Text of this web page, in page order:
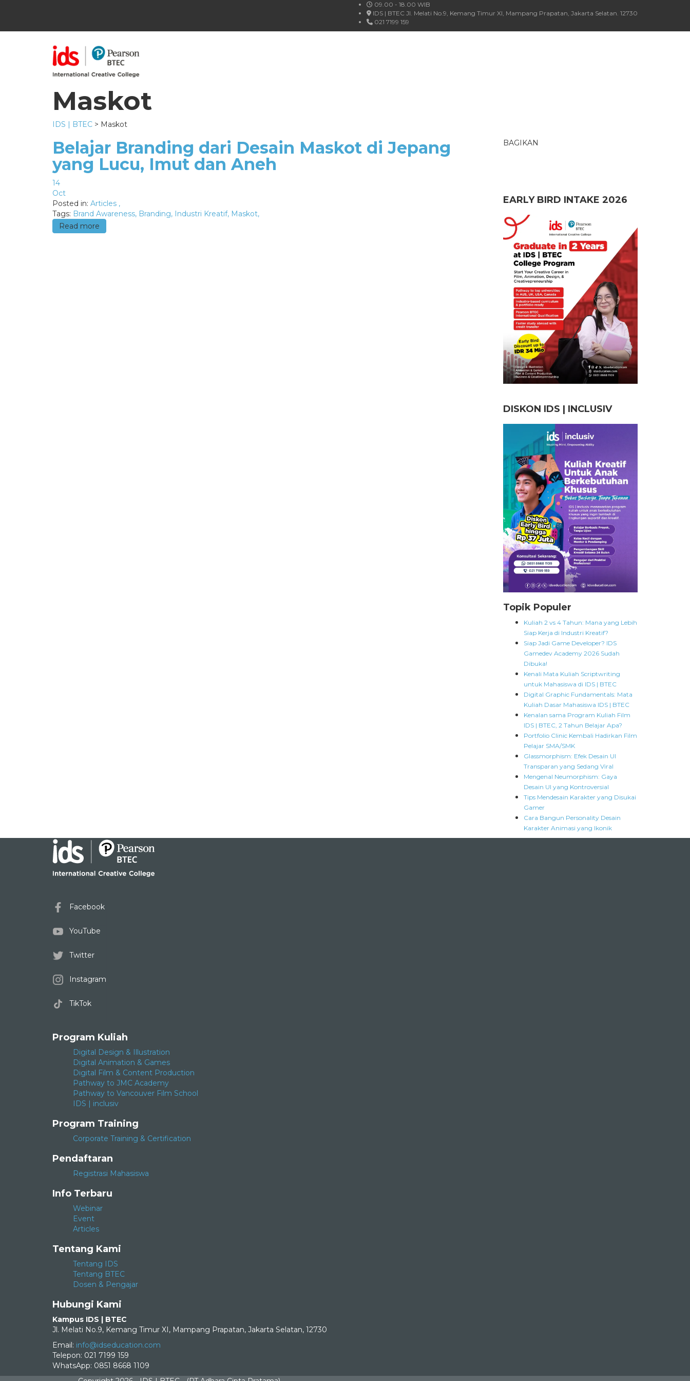
09.00 - 18.00 WIB
IDS | BTEC Jl. Melati No.9, Kemang Timur XI, Mampang Prapatan, Jakarta Selatan. 12730
021 7199 159
Maskot
IDS | BTEC > Maskot
Belajar Branding dari Desain Maskot di Jepang
yang Lucu, Imut dan Aneh
14
Oct
Posted in: Articles ,
Tags: Brand Awareness, Branding, Industri Kreatif, Maskot,
Read more
BAGIKAN
EARLY BIRD INTAKE 2026
DISKON IDS | INCLUSIV
Topik Populer
Kuliah 2 vs 4 Tahun: Mana yang Lebih
Siap Kerja di Industri Kreatif?
Siap Jadi Game Developer? IDS
Gamedev Academy 2026 Sudah
Dibuka!
Kenali Mata Kuliah Scriptwriting
untuk Mahasiswa di IDS | BTEC
Digital Graphic Fundamentals: Mata
Kuliah Dasar Mahasiswa IDS | BTEC
Kenalan sama Program Kuliah Film
IDS | BTEC, 2 Tahun Belajar Apa?
Portfolio Clinic Kembali Hadirkan Film
Pelajar SMA/SMK
Glassmorphism: Efek Desain UI
Transparan yang Sedang Viral
Mengenal Neumorphism: Gaya
Desain UI yang Kontroversial
Tips Mendesain Karakter yang Disukai
Gamer
Cara Bangun Personality Desain
Karakter Animasi yang Ikonik
Facebook
YouTube
Twitter
Instagram
TikTok
Program Kuliah
Digital Design & Illustration
Digital Animation & Games
Digital Film & Content Production
Pathway to JMC Academy
Pathway to Vancouver Film School
IDS | inclusiv
Program Training
Corporate Training & Certification
Pendaftaran
Registrasi Mahasiswa
Info Terbaru
Webinar
Event
Articles
Tentang Kami
Tentang IDS
Tentang BTEC
Dosen & Pengajar
Hubungi Kami
Kampus IDS | BTEC
Jl. Melati No.9, Kemang Timur XI, Mampang Prapatan, Jakarta Selatan, 12730
Email: info@idseducation.com
Telepon: 021 7199 159
WhatsApp: 0851 8668 1109